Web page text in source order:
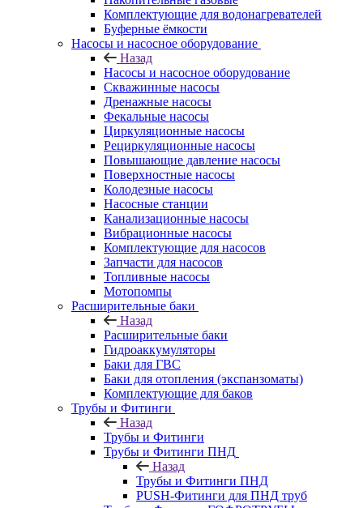
Комплектующие для водонагревателей
Буферные ёмкости
Насосы и насосное оборудование
Назад
Насосы и насосное оборудование
Скважинные насосы
Дренажные насосы
Фекальные насосы
Циркуляционные насосы
Рециркуляционные насосы
Повышающие давление насосы
Поверхностные насосы
Колодезные насосы
Насосные станции
Канализационные насосы
Вибрационные насосы
Комплектующие для насосов
Запчасти для насосов
Топливные насосы
Мотопомпы
Расширительные баки
Назад
Расширительные баки
Гидроаккумуляторы
Баки для ГВС
Баки для отопления (экспанзоматы)
Комплектующие для баков
Трубы и Фитинги
Назад
Трубы и Фитинги
Трубы и Фитинги ПНД
Назад
Трубы и Фитинги ПНД
PUSH-Фитинги для ПНД труб